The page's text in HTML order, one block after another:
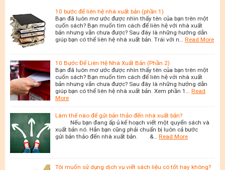
10 bước để liên hệ nhà xuất bản (phần 1)
Bạn đã luôn mơ ước được nhìn thấy tên của bạn trên một
cuốn sách? Bạn muốn tìm cách để liên hệ với nhà xuất
bản nhưng vẫn chưa được? Sau đây là những hướng dẫn
giúp bạn có thể liên hệ nhà xuất bản. Trái với n…
Read More
10 Bước Để Liên Hệ Nhà Xuất Bản (Phần 2)
Bạn đã luôn mơ ước được nhìn thấy tên của bạn trên một
cuốn sách? Bạn muốn tìm cách để liên hệ với nhà xuất
bản nhưng vẫn chưa được? Sau đây là những hướng dẫn
giúp bạn có thể liên hệ nhà xuất bản. Xem phần 1…
Read
More
Làm thế nào để gửi bản thảo đến nhà xuất bản?
Nếu bạn đang ấp ủ kế hoạch viết một quyển sách và
xuất bản nó. Hẳn bạn cũng phải chuẩn bị luôn cả bước
gửi bản thảo đến nhà xuất bản. &…
Read More
Tôi muốn sử dụng dịch vụ viết sách liệu có tốt hay không?